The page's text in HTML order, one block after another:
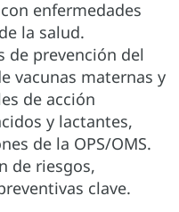
enfermedades
la salud.
prevención del
vacunas maternas y
de acción
y lactantes,
de la OPS/OMS.
de riesgos,
clave.